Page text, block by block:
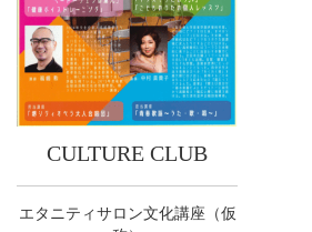
CULTURE CLUB
エタニティサロン文化講座（仮